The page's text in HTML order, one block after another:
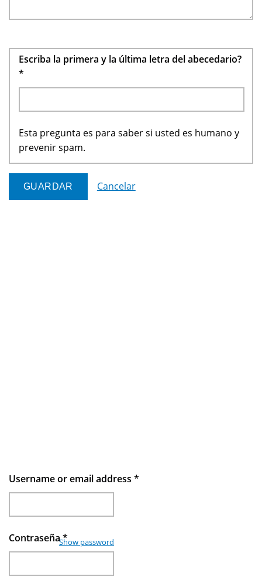
Escriba la primera y la última letra del abecedario?
*
Esta pregunta es para saber si usted es humano y
prevenir spam.
Cancelar
Username or email address *
Contraseña*
Show password